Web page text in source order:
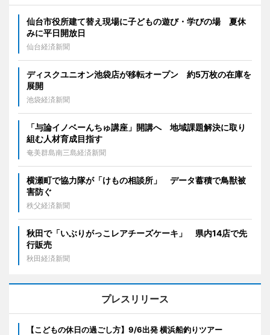
仙台市役所建て替え現場に子どもの遊び・学びの場 夏休
みに平日開放日
仙台経済新聞
ディスクユニオン池袋店が移転オープン 約5万枚の在庫を
展開
池袋経済新聞
「与論イノベーんちゅ講座」開講へ 地域課題解決に取り
組む人材育成目指す
奄美群島南三島経済新聞
横瀬町で協力隊が「けもの相談所」 データ蓄積で鳥獣被
害防ぐ
秩父経済新聞
秋田で「いぶりがっこレアチーズケーキ」 県内14店で先
行販売
秋田経済新聞
プレスリリース
【こどもの休日の過ごし方】9/6出発 横浜船釣りツアー